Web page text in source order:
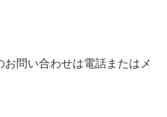
問い合わせは電話またはメ